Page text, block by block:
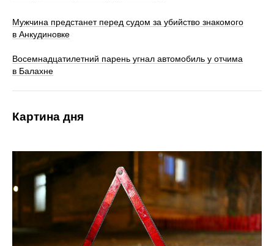
Мужчина предстанет перед судом за убийство знакомого
в Анкудиновке
Восемнадцатилетний парень угнал автомобиль у отчима
в Балахне
Картина дня